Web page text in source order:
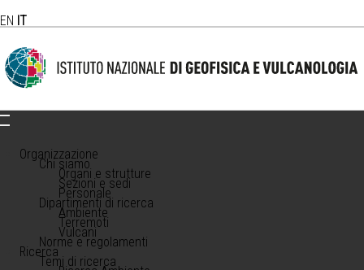
EN IT
Organizzazione
Chi siamo
Organi e strutture
Sezioni e sedi
Personale
Dipartimenti di ricerca
Ambiente
Terremoti
Vulcani
Norme e regolamenti
Ricerca
Temi di ricerca